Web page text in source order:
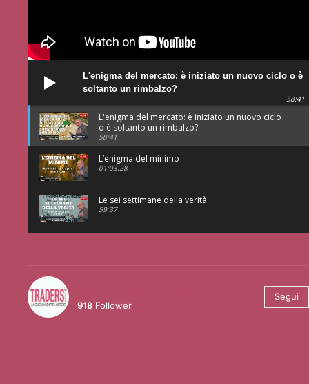
L'enigma del mercato: è iniziato un nuovo ciclo o è
soltanto un rimbalzo?
58:41
L'enigma del mercato: è iniziato un nuovo ciclo
o è soltanto un rimbalzo?
58:41
L’enigma del minimo
01:03:28
Le sei settimane della verità
59:37
918 Follower
Segui